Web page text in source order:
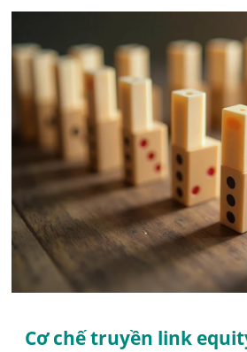
Cơ chế truyền link